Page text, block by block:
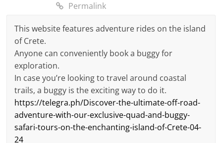
Permalink
This website features adventure rides on the island
of Crete.
Anyone can conveniently book a buggy for
exploration.
In case you’re looking to travel around coastal
trails, a buggy is the exciting way to do it.
https://telegra.ph/Discover-the-ultimate-off-road-
adventure-with-our-exclusive-quad-and-buggy-
safari-tours-on-the-enchanting-island-of-Crete-04-
24